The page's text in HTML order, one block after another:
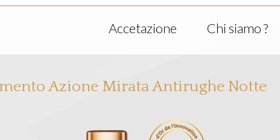
Accetazione Chi siamo ?
Azione Mirata Antirughe Notte